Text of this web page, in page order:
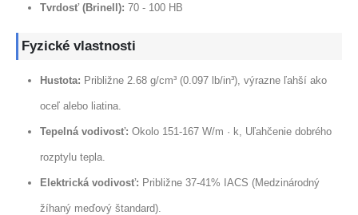
Tvrdosť (Brinell): 70 - 100 HB
Fyzické vlastnosti
Hustota: Približne 2.68 g/cm³ (0.097 lb/in³), výrazne ľahší ako
oceľ alebo liatina.
Tepelná vodivosť: Okolo 151-167 W/m · k, Uľahčenie dobrého
rozptylu tepla.
Elektrická vodivosť: Približne 37-41% IACS (Medzinárodný
žíhaný meďový štandard).